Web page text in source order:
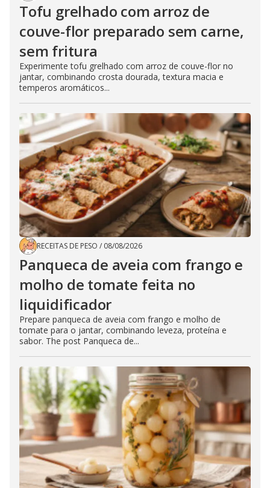
Tofu grelhado com arroz de
couve-flor preparado sem carne,
sem fritura
Experimente tofu grelhado com arroz de couve-flor no
jantar, combinando crosta dourada, textura macia e
temperos aromáticos...
RECEITAS DE PESO / 08/08/2026
Panqueca de aveia com frango e
molho de tomate feita no
liquidificador
Prepare panqueca de aveia com frango e molho de
tomate para o jantar, combinando leveza, proteína e
sabor. The post Panqueca de...